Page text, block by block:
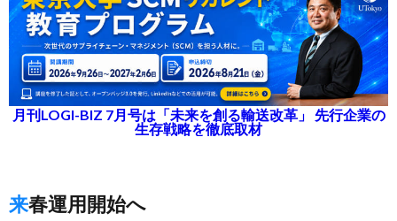
月刊LOGI-BIZ 7月号は「未来を創る輸送改革」 先行企業の
生存戦略を徹底取材
来春運用開始へ